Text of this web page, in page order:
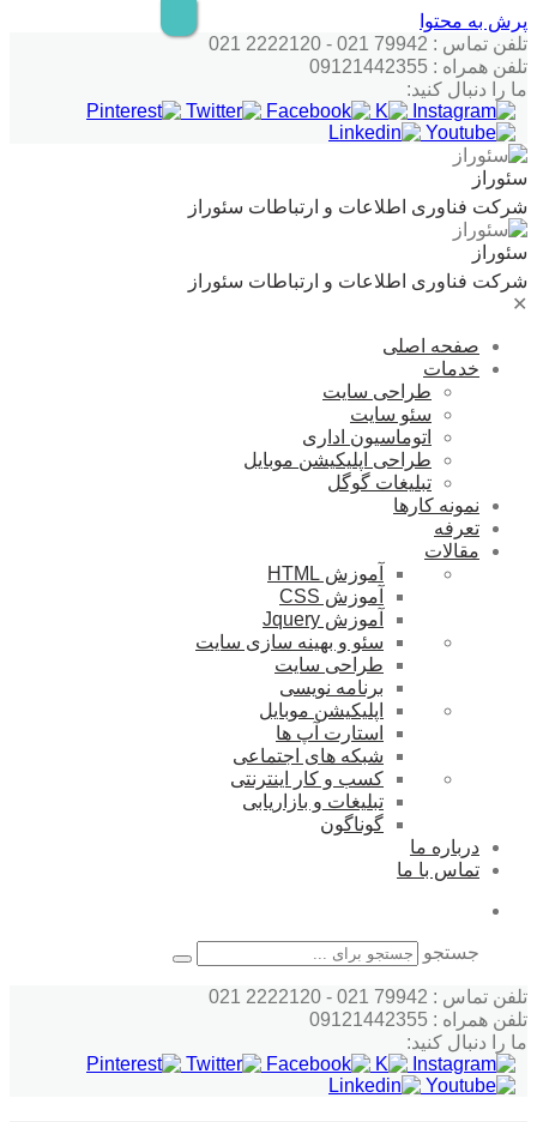
پرش به محتوا
تلفن تماس : 79942 021 - 2222120 021
تلفن همراه : 09121442355
ما را دنبال کنید:
سئوراز
شرکت فناوری اطلاعات و ارتباطات سئوراز
سئوراز
شرکت فناوری اطلاعات و ارتباطات سئوراز
✕
صفحه اصلی
خدمات
طراحی سایت
سئو سایت
اتوماسیون اداری
طراحی اپلیکیشن موبایل
تبلیغات گوگل
نمونه کارها
تعرفه
مقالات
آموزش HTML
آموزش CSS
آموزش Jquery
سئو و بهینه سازی سایت
طراحی سایت
برنامه نویسی
اپلیکیشن موبایل
استارت آپ ها
شبکه های اجتماعی
کسب و کار اینترنتی
تبلیغات و بازاریابی
گوناگون
درباره ما
تماس با ما
جستجو
تلفن تماس : 79942 021 - 2222120 021
تلفن همراه : 09121442355
ما را دنبال کنید: